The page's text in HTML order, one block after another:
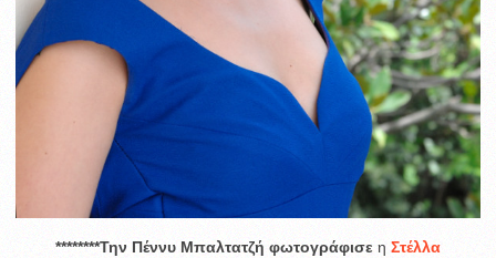
********Την Πέννυ Μπαλτατζή φωτογράφισε η Στέλλα